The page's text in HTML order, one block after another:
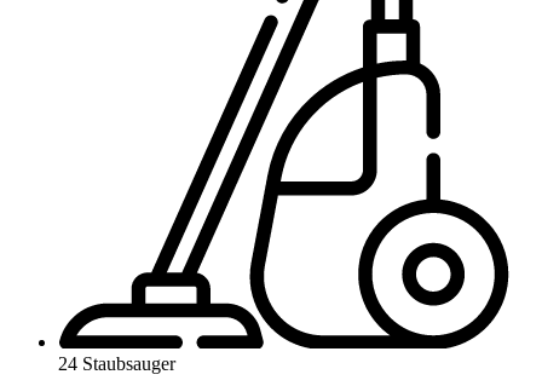
24 Staubsauger